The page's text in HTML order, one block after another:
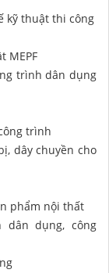
kỹ thuật thi công
MEPF
trình dân dụng
trình
dây chuyền cho
phẩm nội thất
dụng, công